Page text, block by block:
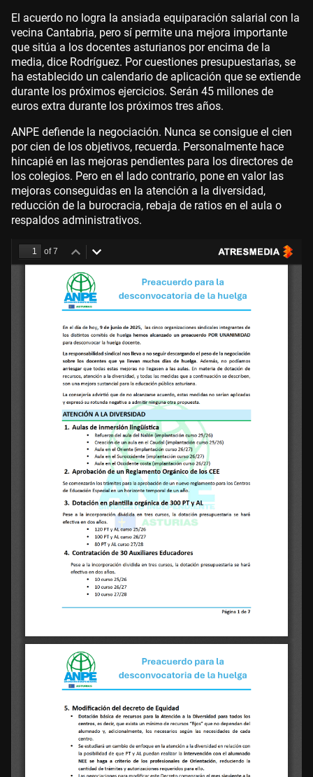
El acuerdo no logra la ansiada equiparación salarial con la
vecina Cantabria, pero sí permite una mejora importante
que sitúa a los docentes asturianos por encima de la
media, dice Rodríguez. Por cuestiones presupuestarias, se
ha establecido un calendario de aplicación que se extiende
durante los próximos ejercicios. Serán 45 millones de
euros extra durante los próximos tres años.
ANPE defiende la negociación. Nunca se consigue el cien
por cien de los objetivos, recuerda. Personalmente hace
hincapié en las mejoras pendientes para los directores de
los colegios. Pero en el lado contrario, pone en valor las
mejoras conseguidas en la atención a la diversidad,
reducción de la burocracia, rebaja de ratios en el aula o
respaldos administrativos.